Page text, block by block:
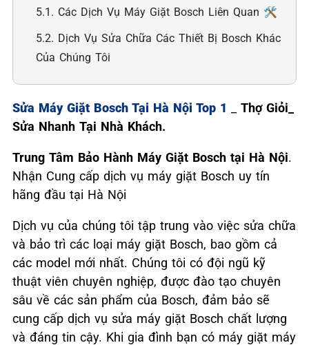
5.1. Các Dịch Vụ Máy Giặt Bosch Liên Quan 🛠️
5.2. Dịch Vụ Sửa Chữa Các Thiết Bị Bosch Khác
Của Chúng Tôi
Sửa Máy Giặt Bosch Tại Hà Nội Top 1
Thợ Giỏi_
Sửa Nhanh Tại Nhà Khách.
Trung Tâm Bảo Hành Máy Giặt Bosch tại Hà Nội.
Nhận Cung cấp dịch vụ máy giặt Bosch uy tín
hãng đầu tại Hà Nội
Dịch vụ của chúng tôi tập trung vào việc sửa chữa
và bảo trì các loại máy giặt Bosch, bao gồm cả
các model mới nhất. Chúng tôi có đội ngũ kỹ
thuật viên chuyên nghiệp, được đào tạo chuyên
sâu về các sản phẩm của Bosch, đảm bảo sẽ
cung cấp dịch vụ sửa máy giặt Bosch chất lượng
và đáng tin cậy. Khi gia đình bạn có máy giặt máy